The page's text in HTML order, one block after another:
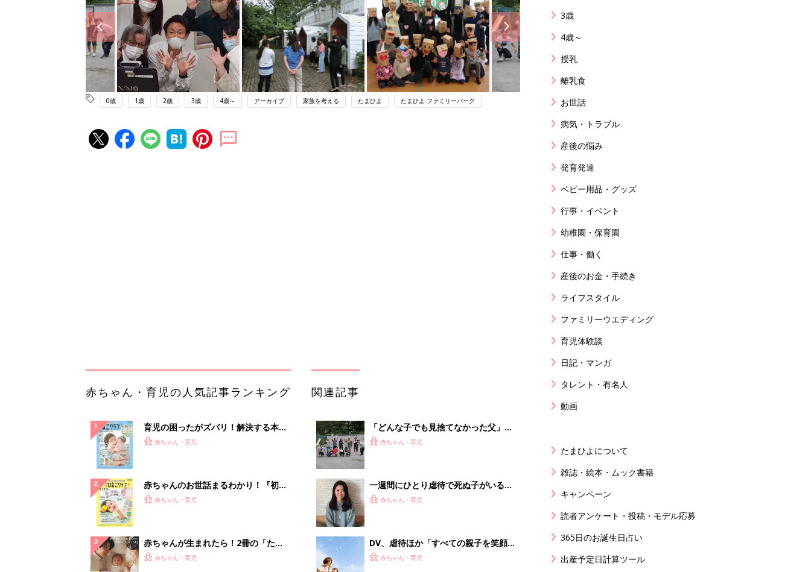
0歳 1歳 2歳 3歳 4歳～ アーカイブ 家族を考える たまひよ たまひよ ファミリーパーク
0％OFF以上が続々登場！Amazonの
本気が...
PR（Amazon）
ランキングをもっと見る
ーとわかる前の話『ふうふう子育て
＃45』
めの施設を開所した母の思い【体験
談】
0％OFF以上が続々登場！Amazonの
本気が...
PR（Amazon）
3歳
4歳～
授乳
離乳食
お世話
病気・トラブル
産後の悩み
発育発達
ベビー用品・グッズ
行事・イベント
幼稚園・保育園
仕事・働く
産後のお金・手続き
ライフスタイル
ファミリーウエディング
育児体験談
日記・マンガ
タレント・有名人
動画
たまひよについて
雑誌・絵本・ムック書籍
キャンペーン
読者アンケート・投稿・モデル応募
365日のお誕生日占い
出産予定日計算ツール